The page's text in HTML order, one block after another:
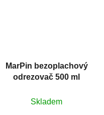
MarPin bezoplachový
odrezovač 500 ml
Skladem